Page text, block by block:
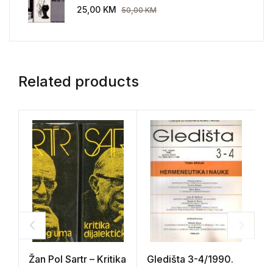
AEG 1907-1914.
25,00 KM 50,00KM
Related products
Žan Pol Sartr – Kritika
Gledišta 3-4/1990.